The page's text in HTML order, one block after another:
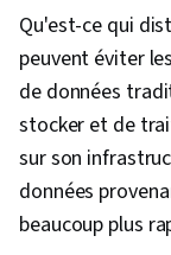
Qu'est-ce qui
peuvent éviter
de données
stocker et de
sur son
données
beaucoup plus